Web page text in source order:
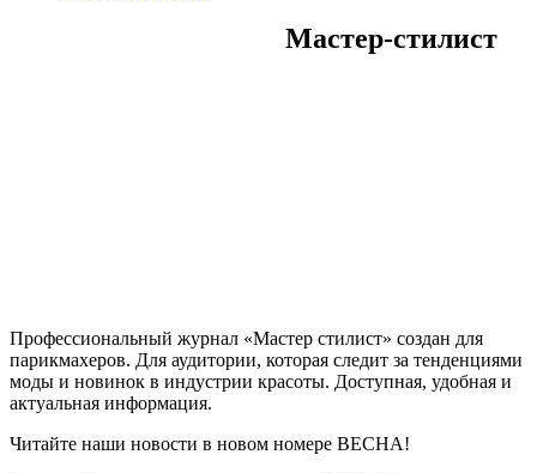
Мастер-стилист
Профессиональный журнал «Мастер стилист» создан для
парикмахеров. Для аудитории, которая следит за тенденциями
моды и новинок в индустрии красоты. Доступная, удобная и
актуальная информация.
Читайте наши новости в новом номере ВЕСНА!